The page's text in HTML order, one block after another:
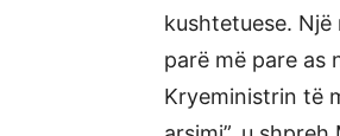
kushtetuese.
parë më pare as
Kryeministrin të